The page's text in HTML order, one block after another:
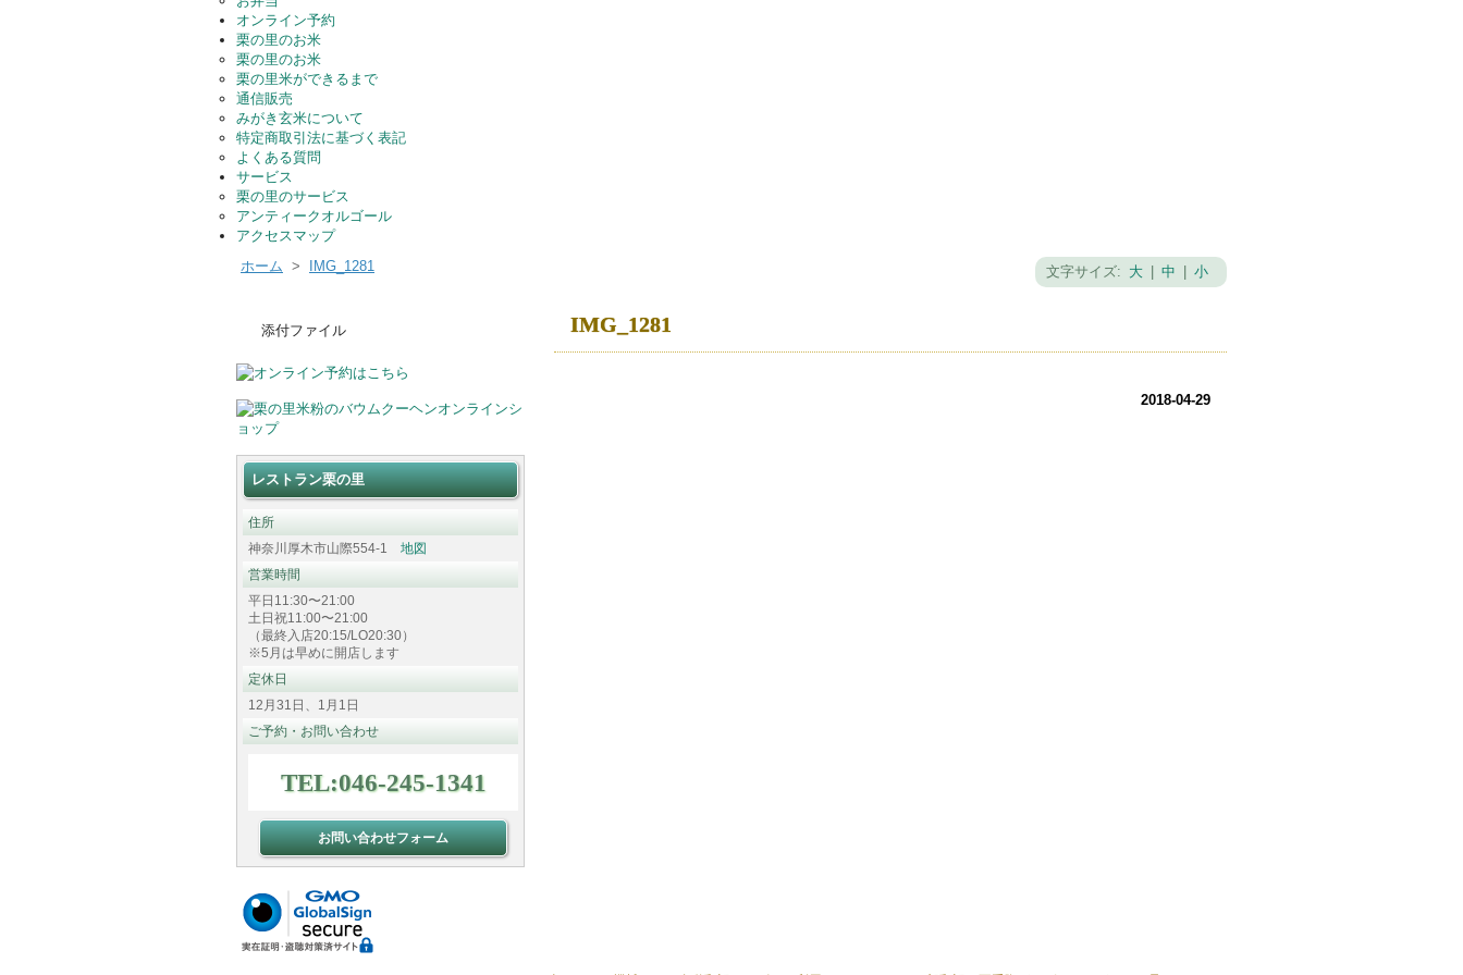
オンライン予約
栗の里のお米
栗の里のお米
栗の里米ができるまで
通信販売
みがき玄米について
特定商取引法に基づく表記
よくある質問
サービス
栗の里のサービス
アンティークオルゴール
アクセスマップ
ホーム > IMG_1281 文字サイズ: 大 中 小
IMG_1281
2018-04-29
添付ファイル
レストラン栗の里
住所
神奈川厚木市山際554-1 地図
営業時間
平日11:30〜21:00
土日祝11:00〜21:00
（最終入店20:15/LO20:30）
※5月は早めに開店します
定休日
12月31日、1月1日
ご予約・お問い合わせ
TEL:046-245-1341
お問い合わせフォーム